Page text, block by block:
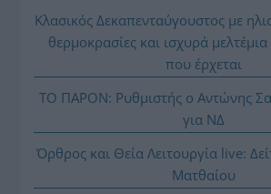
Κλασικός Δεκαπενταύγουστος με
θερμοκρασίες και ισχυρά
που έρχεται
ΤΟ ΠΑΡΟΝ: Ρυθμιστής ο Αντώνης
για ΝΔ
Όρθρος και Θεία Λειτουργία live:
Ματθαίου